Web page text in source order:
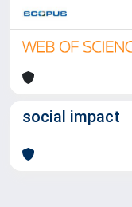
social impact